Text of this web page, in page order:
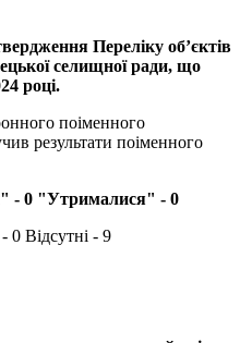
Переліку об’єктів
селищної ради, що
році.
поіменного
результати поіменного
- 0 "Утрималися" - 0
0 Відсутні - 9